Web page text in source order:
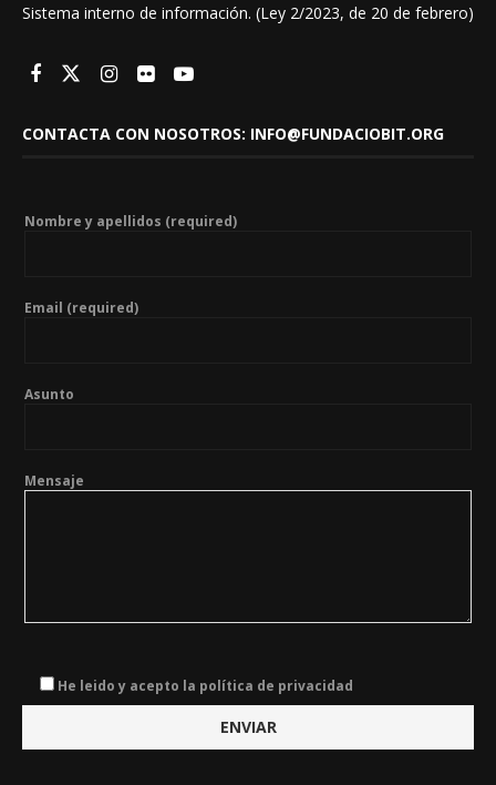
Sistema interno de información. (Ley 2/2023, de 20 de febrero)
CONTACTA CON NOSOTROS: INFO@FUNDACIOBIT.ORG
Nombre y apellidos (required)
Email (required)
Asunto
Mensaje
He leido y acepto la política de privacidad